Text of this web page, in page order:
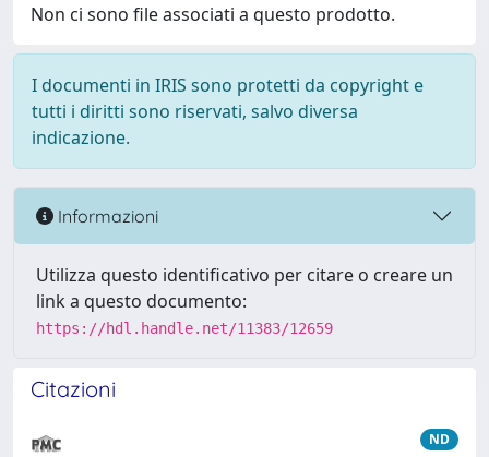
Non ci sono file associati a questo prodotto.
I documenti in IRIS sono protetti da copyright e
tutti i diritti sono riservati, salvo diversa
indicazione.
Informazioni
Utilizza questo identificativo per citare o creare un
link a questo documento:
https://hdl.handle.net/11383/12659
Citazioni
ND